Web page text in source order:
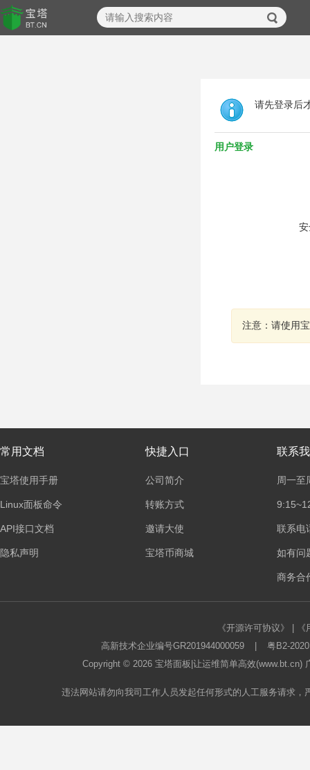
请先登录后
用户登录
注意：请使用
常用文档
宝塔使用手册
Linux面板命令
API接口文档
隐私声明
快捷入口
公司简介
转账方式
邀请大使
宝塔币商城
联系
周一至
联系电
如有问
商务合
《开源许可协议》
高新技术企业编号GR201944000059
粤B2-
Copyright © 2026 宝塔面板 |让运维简单高效
违法网站请勿向我司工作人员发起任何形式的人工服务请求，